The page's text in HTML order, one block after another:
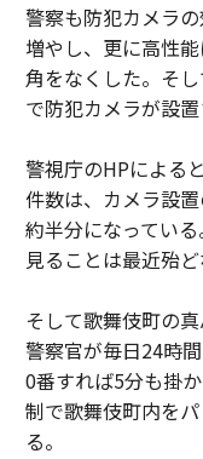
警察も防犯カメラ
増やし、更に高性
角をなくした。そ
で防犯カメラが設
警視庁のHPによる
件数は、カメラ設
約半分になってい
見ることは最近殆ど
そして歌舞伎町の
警察官が毎日24時
0番すれば5分も掛
制で歌舞伎町内を
る。